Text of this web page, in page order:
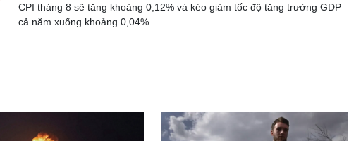
CPI tháng 8 sẽ tăng khoảng 0,12% và kéo giảm tốc độ tăng trưởng GDP
cả năm xuống khoảng 0,04%.